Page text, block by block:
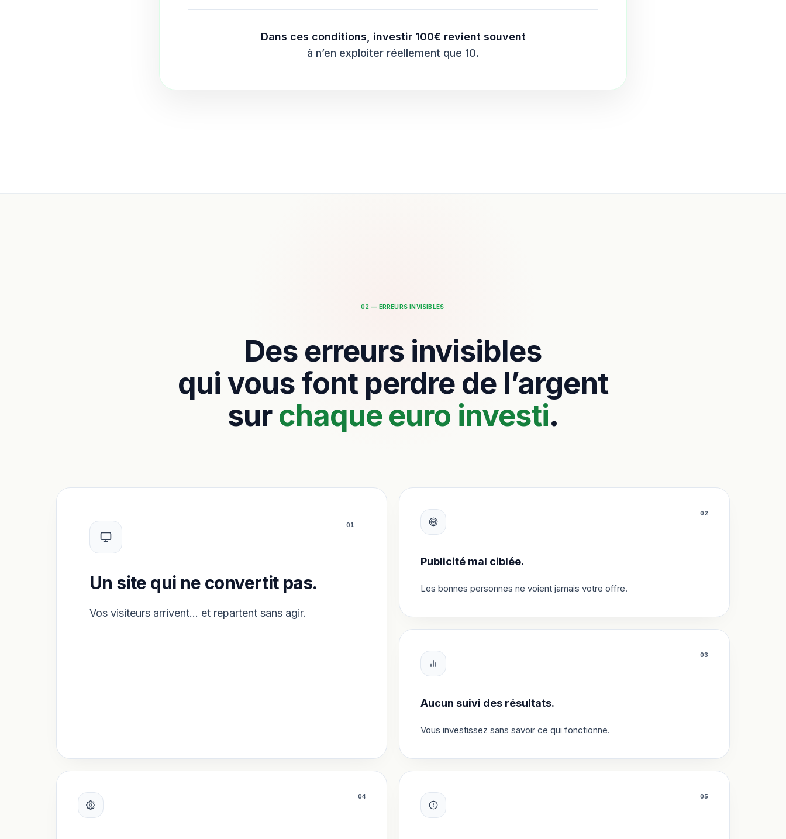
Dans ces conditions, investir 100€ revient souvent
à n’en exploiter réellement que 10.
02 — ERREURS INVISIBLES
Des erreurs invisibles
qui vous font perdre de l’argent
surchaque euro investi.
01
Un site qui ne convertit pas.
Vos visiteurs arrivent… et repartent sans agir.
02
Publicité mal ciblée.
Les bonnes personnes ne voient jamais votre offre.
03
Aucun suivi des résultats.
Vous investissez sans savoir ce qui fonctionne.
04 05